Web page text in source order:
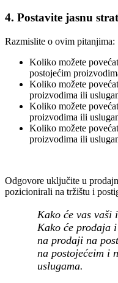
4. Postavite jasnu
Razmislite o ovim pitanjima:
Koliko možete
postojećim
Koliko možete
proizvodima ili
Koliko možete
proizvodima ili
Koliko možete
proizvodima ili
Odgovore uključite u
pozicionirali na tržištu i
Kako će vas vaši
Kako će prodaja
na prodaji na
na postojećeim i
uslugama.